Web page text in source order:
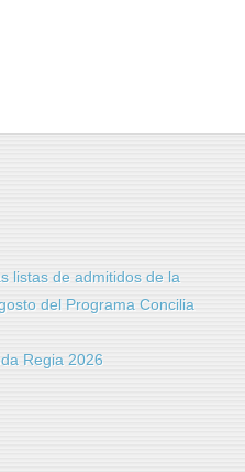
listas de admitidos de la
del Programa Concilia
Regia 2026